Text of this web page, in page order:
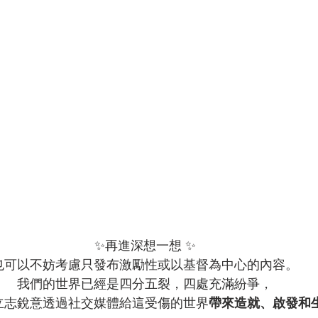
✨再進深想一想 ✨
可以不妨考慮只發布激勵性或以基督為中心的內容。
我們的世界已經是四分五裂，四處充滿紛爭，
銳意透過社交媒體給這受傷的世界帶來造就、啟發和